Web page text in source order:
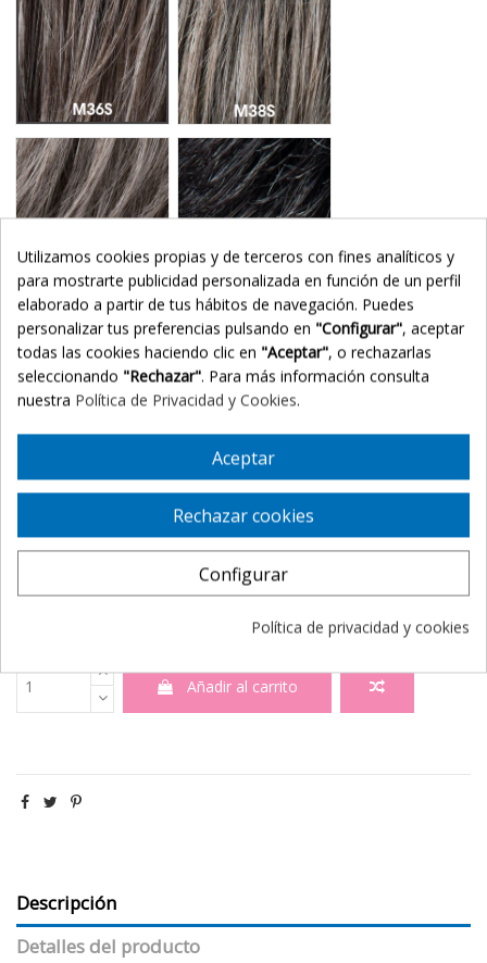
M44S Pepper Mix
M56S M51S
M46S
Añadir al carrito
Descripción
Detalles del producto
Utilizamos cookies propias y de terceros con fines analíticos y
para mostrarte publicidad personalizada en función de un perfil
elaborado a partir de tus hábitos de navegación. Puedes
personalizar tus preferencias pulsando en "Configurar", aceptar
todas las cookies haciendo clic en "Aceptar", o rechazarlas
seleccionando "Rechazar". Para más información consulta
nuestra Política de Privacidad y Cookies.
Aceptar
Rechazar cookies
Configurar
Política de privacidad y cookies